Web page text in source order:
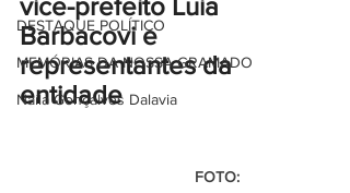
DESTAQUE POLÍTICO
MEMÓRIAS DA NOSSA GRAMADO
Naíla Gonçalves Dalavia
vice-prefeito Luia
Barbacovi e
representantes da
entidade